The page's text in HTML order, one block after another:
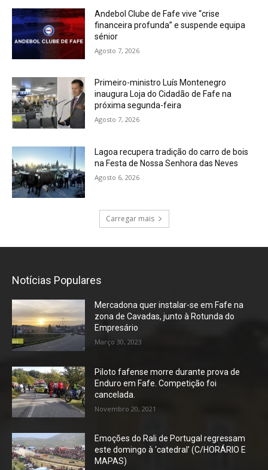
Andebol Clube de Fafe vive “crise
financeira profunda” e suspende equipa
sénior
Agosto 7, 2026
Primeiro-ministro Luís Montenegro
inaugura Loja do Cidadão de Fafe na
próxima segunda-feira
Agosto 7, 2026
Lagoa recupera tradição do carro de bois
na Festa de Nossa Senhora das Neves
Agosto 6, 2026
Carregar mais
Notícias Populares
Mercadona quer instalar-se em Fafe na
zona de Cavadas, junto à Rotunda do
Empresário
Março 30, 2023
Piloto fafense morre durante prova de
Enduro em Fafe. Competição foi
cancelada.
Novembro 20, 2021
Emoções do Rali de Portugal regressam
este domingo à ‘catedral’ (C/HORÁRIO E
MAPAS)